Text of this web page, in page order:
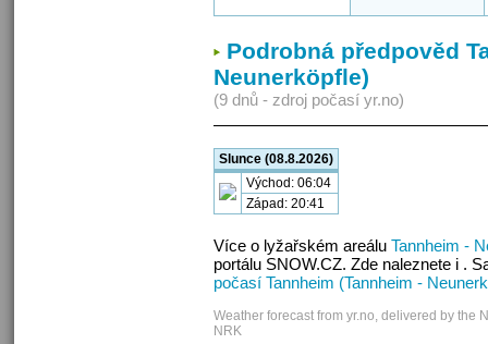
Podrobná předpověd
Neunerköpfle)
(9 dnů - zdroj počasí yr.no)
Slunce (08.8.2026)
Východ: 06:04
Západ: 20:41
Více o lyžařském areálu Tannheim -
portálu SNOW.CZ. Zde naleznete i .
počasí Tannheim (Tannheim -
Weather forecast from yr.no, delivered by the
NRK